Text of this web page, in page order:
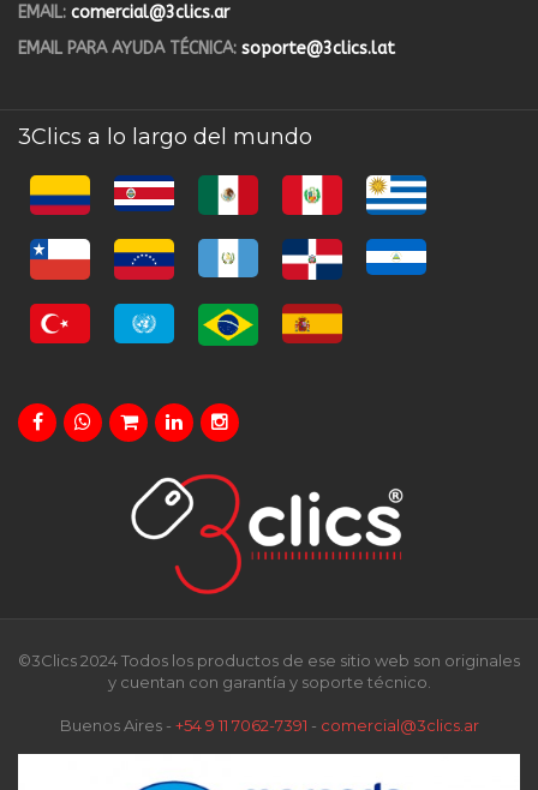
EMAIL: comercial@3clics.ar
EMAIL PARA AYUDA TÉCNICA: soporte@3clics.lat
3Clics a lo largo del mundo
©3Clics 2024 Todos los productos de ese sitio web son originales
y cuentan con garantía y soporte técnico.
Buenos Aires - +54 9 11 7062-7391 - comercial@3clics.ar